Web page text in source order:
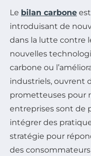
Le bilan carbone
introduisant de
dans la lutte contre
nouvelles
carbone ou
industriels, ouvrent
prometteuses pour
entreprises sont de
intégrer des
stratégie pour
des